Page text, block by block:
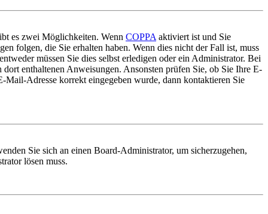
es zwei Möglichkeiten. Wenn COPPA aktiviert ist und Sie
folgen, die Sie erhalten haben. Wenn dies nicht der Fall ist, muss
müssen Sie dies selbst erledigen oder ein Administrator. Bei
enthaltenen Anweisungen. Ansonsten prüfen Sie, ob Sie Ihre E-
Adresse korrekt eingegeben wurde, dann kontaktieren Sie
Sie sich an einen Board-Administrator, um sicherzugehen,
lösen muss.